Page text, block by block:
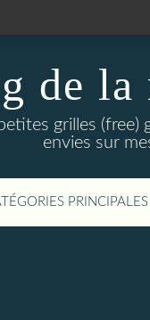
de la
grilles (free)
envies sur
PRINCIPALES